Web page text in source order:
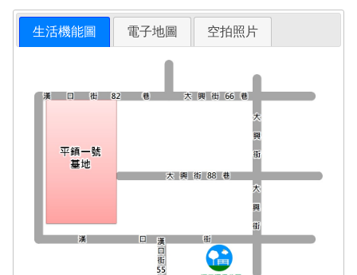
生活機能圖 電子地圖 空拍照片